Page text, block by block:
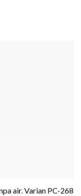
air. Varian PC-268